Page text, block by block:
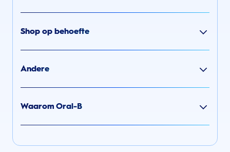
Shop op behoefte
Andere
Waarom Oral-B